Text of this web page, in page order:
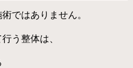
ではありません。
う整体は、